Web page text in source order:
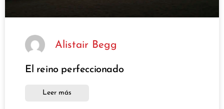
Alistair Begg
El reino perfeccionado
Leer más